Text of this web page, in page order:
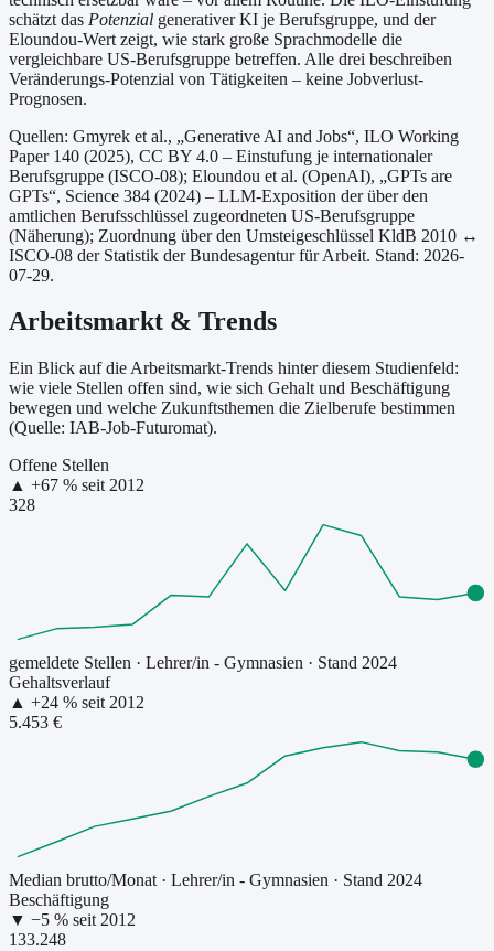
schätzt das Potenzial generativer KI je Berufsgruppe, und der
Eloundou-Wert zeigt, wie stark große Sprachmodelle die
vergleichbare US-Berufsgruppe betreffen. Alle drei beschreiben
Veränderungs-Potenzial von Tätigkeiten – keine Jobverlust-
Prognosen.
Quellen: Gmyrek et al., „Generative AI and Jobs“, ILO Working
Paper 140 (2025), CC BY 4.0 – Einstufung je internationaler
Berufsgruppe (ISCO-08); Eloundou et al. (OpenAI), „GPTs are
GPTs“, Science 384 (2024) – LLM-Exposition der über den
amtlichen Berufsschlüssel zugeordneten US-Berufsgruppe
(Näherung); Zuordnung über den Umsteigeschlüssel KldB 2010 ↔
ISCO-08 der Statistik der Bundesagentur für Arbeit. Stand: 2026-
07-29.
Arbeitsmarkt & Trends
Ein Blick auf die Arbeitsmarkt-Trends hinter diesem Studienfeld:
wie viele Stellen offen sind, wie sich Gehalt und Beschäftigung
bewegen und welche Zukunftsthemen die Zielberufe bestimmen
(Quelle: IAB-Job-Futuromat).
Offene Stellen
▲ +67 % seit 2012
328
gemeldete Stellen · Lehrer/in - Gymnasien · Stand 2024
Gehaltsverlauf
▲ +24 % seit 2012
5.453 €
Median brutto/Monat · Lehrer/in - Gymnasien · Stand 2024
Beschäftigung
▼ −5 % seit 2012
133.248